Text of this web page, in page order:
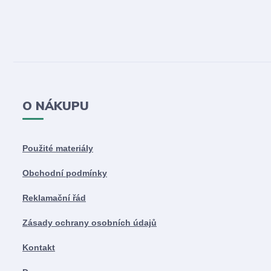
O NÁKUPU
Použité materiály
Obchodní podmínky
Reklamační řád
Zásady ochrany osobních údajů
Kontakt